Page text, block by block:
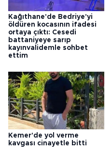
Kağıthane'de Bedriye'yi
öldüren kocasının ifadesi
ortaya çıktı: Cesedi
battaniyeye sarıp
kayınvalidemle sohbet
ettim
Kemer'de yol verme
kavgası cinayetle bitti